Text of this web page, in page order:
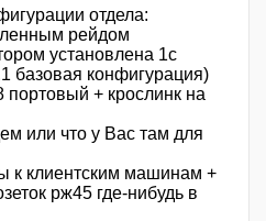
отдела:
рейдом
установлена 1с
базовая конфигурация)
+ крослинк на
или что у Вас там для
к клиентским машинам +
рж45 где-нибудь в